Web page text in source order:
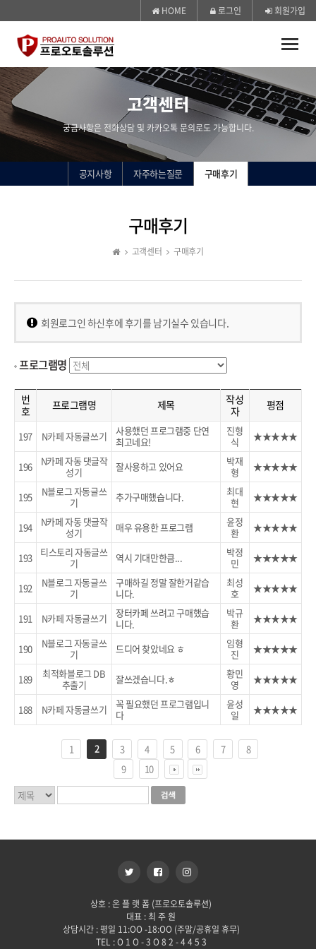
HOME 로그인 회원가입
Toggle
고객센터
궁금사항은 전화상담 및 카카오톡 문의로도 가능합니다.
공지사항 자주하는질문 구매후기
구매후기
고객센터 구매후기
회원로그인 하신후에 후기를 남기실수 있습니다.
프로그램명
번
호
프로그램명 제목
작성
자
평점
197 N카페 자동글쓰기
사용했던 프로그램중 단연
최고네요!
진형
식
★★★★★
196
N카페 자동 댓글작
성기
잘사용하고 있어요
박재
형
★★★★★
195
N블로그 자동글쓰
기
추가구매했습니다.
최대
현
★★★★★
194
N카페 자동 댓글작
성기
매우 유용한 프로그램
윤정
환
★★★★★
193
티스토리 자동글쓰
기
역시 기대만한큼...
박정
민
★★★★★
192
N블로그 자동글쓰
기
구매하길 정말 잘한거같습
니다.
최성
호
★★★★★
191 N카페 자동글쓰기
장터카페 쓰려고 구매했습
니다.
박규
환
★★★★★
190
N블로그 자동글쓰
기
드디어 찾았네요 ㅎ
임형
진
★★★★★
189
최적화블로그 DB
추출기
잘쓰겠습니다.ㅎ
황민
영
★★★★★
188 N카페 자동글쓰기
꼭 필요했던 프로그램입니
다
윤성
일
★★★★★
1 2 3 4 5 6 7
8
9
10
상호 : 온 플 랫 폼 (프로오토솔루션)
대표 : 최 주 원
상담시간 : 평일 11:OO -18:OO (주말/공휴일 휴무)
TEL : O 1 O - 3 O 8 2 - 4 4 5 3